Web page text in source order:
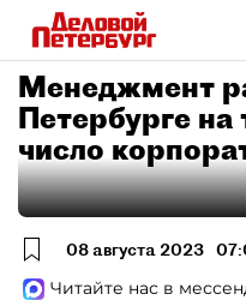
Менеджмент
Петербурге на
число
08 августа 2023
Читайте нас в